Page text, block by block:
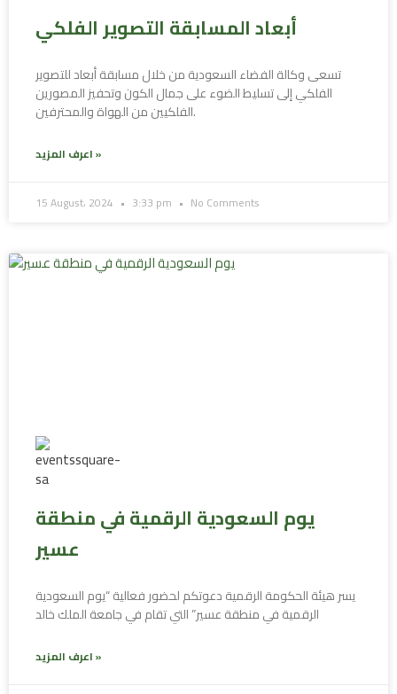
أبعاد المسابقة التصوير الفلكي
تسعى وكالة الفضاء السعودية من خلال مسابقة أبعاد للتصوير
الفلكي إلى تسليط الضوء على جمال الكون وتحفيز المصورين
الفلكيين من الهواة والمحترفين.
اعرف المزيد »
15 August، 2024 3:33 pm No Comments
يوم السعودية الرقمية في منطقة
عسير
يسر هيئة الحكومة الرقمية دعوتكم لحضور فعالية “يوم السعودية
الرقمية في منطقة عسير” التي تقام في جامعة الملك خالد
اعرف المزيد »